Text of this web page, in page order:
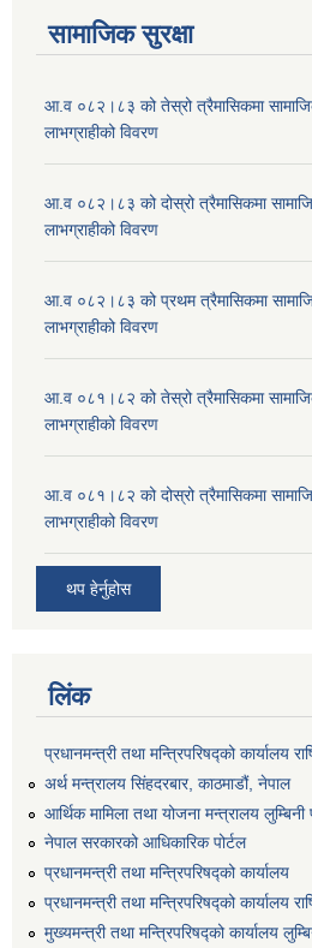
सामाजिक सुरक्षा
आ.व ०८२।८३ को तेस्रो त्रैमासिकमा सामाजिक
लाभग्राहीको विवरण
आ.व ०८२।८३ को दोस्रो त्रैमासिकमा सामाजिक
लाभग्राहीको विवरण
आ.व ०८२।८३ को प्रथम त्रैमासिकमा सामाजिक
लाभग्राहीको विवरण
आ.व ०८१।८२ को तेस्रो त्रैमासिकमा सामाजिक
लाभग्राहीको विवरण
आ.व ०८१।८२ को दोस्रो त्रैमासिकमा सामाजिक
लाभग्राहीको विवरण
थप हेर्नुहोस
लिंक
प्रधानमन्त्री तथा मन्त्रिपरिषद्को कार्यालय
अर्थ मन्त्रालय सिंहदरबार, काठमाडौं, नेपाल
आर्थिक मामिला तथा योजना मन्त्रालय
नेपाल सरकारको आधिकारिक पोर्टल
प्रधानमन्त्री तथा मन्त्रिपरिषद्को कार्यालय
प्रधानमन्त्री तथा मन्त्रिपरिषद्को कार्यालय
मुख्यमन्त्री तथा मन्त्रिपरिषद्को कार्यालय